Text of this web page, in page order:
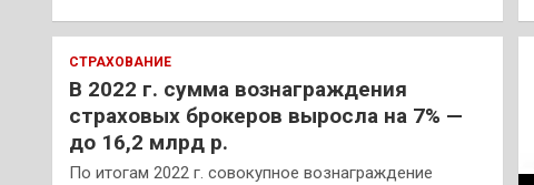
СТРАХОВАНИЕ
В 2022 г. сумма вознаграждения
страховых брокеров выросла на 7% —
до 16,2 млрд р.
По итогам 2022 г. совокупное вознаграждение